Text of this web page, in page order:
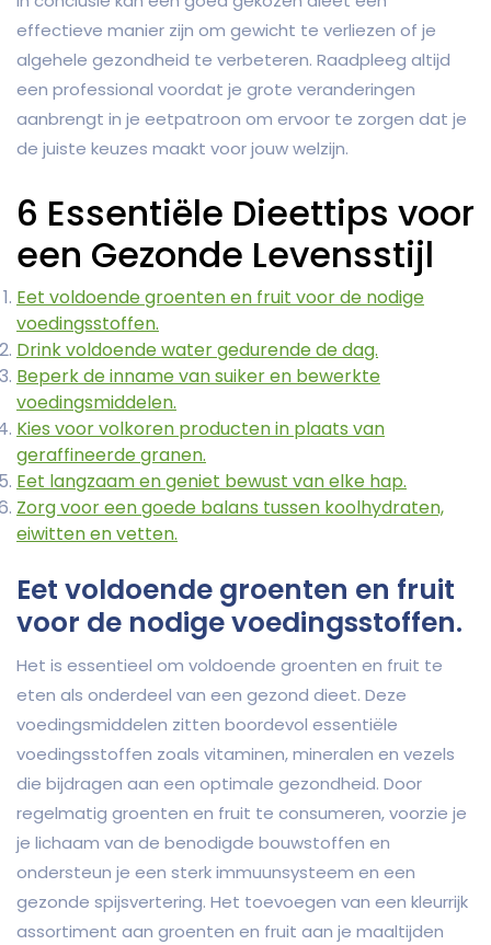
effectieve manier zijn om gewicht te verliezen of je
algehele gezondheid te verbeteren. Raadpleeg altijd
een professional voordat je grote veranderingen
aanbrengt in je eetpatroon om ervoor te zorgen dat je
de juiste keuzes maakt voor jouw welzijn.
6 Essentiële Dieettips voor
een Gezonde Levensstijl
Eet voldoende groenten en fruit voor de nodige
voedingsstoffen.
Drink voldoende water gedurende de dag.
Beperk de inname van suiker en bewerkte
voedingsmiddelen.
Kies voor volkoren producten in plaats van
geraffineerde granen.
Eet langzaam en geniet bewust van elke hap.
Zorg voor een goede balans tussen koolhydraten,
eiwitten en vetten.
Eet voldoende groenten en fruit
voor de nodige voedingsstoffen.
Het is essentieel om voldoende groenten en fruit te
eten als onderdeel van een gezond dieet. Deze
voedingsmiddelen zitten boordevol essentiële
voedingsstoffen zoals vitaminen, mineralen en vezels
die bijdragen aan een optimale gezondheid. Door
regelmatig groenten en fruit te consumeren, voorzie je
je lichaam van de benodigde bouwstoffen en
ondersteun je een sterk immuunsysteem en een
gezonde spijsvertering. Het toevoegen van een kleurrijk
assortiment aan groenten en fruit aan je maaltijden